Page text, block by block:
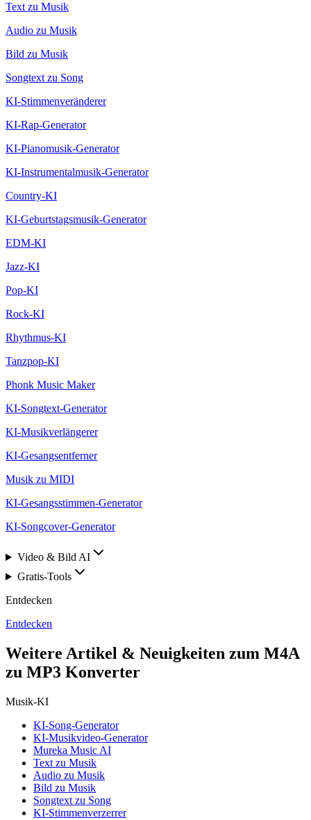
Text zu Musik
Audio zu Musik
Bild zu Musik
Songtext zu Song
KI-Stimmenveränderer
KI-Rap-Generator
KI-Pianomusik-Generator
KI-Instrumentalmusik-Generator
Country-KI
KI-Geburtstagsmusik-Generator
EDM-KI
Jazz-KI
Pop-KI
Rock-KI
Rhythmus-KI
Tanzpop-KI
Phonk Music Maker
KI-Songtext-Generator
KI-Musikverlängerer
KI-Gesangsentferner
Musik zu MIDI
KI-Gesangsstimmen-Generator
KI-Songcover-Generator
Video & Bild AI
Gratis-Tools
Entdecken
Entdecken
Weitere Artikel & Neuigkeiten zum M4A
zu MP3 Konverter
Musik-KI
KI-Song-Generator
KI-Musikvideo-Generator
Mureka Music AI
Text zu Musik
Audio zu Musik
Bild zu Musik
Songtext zu Song
KI-Stimmenverzerrer